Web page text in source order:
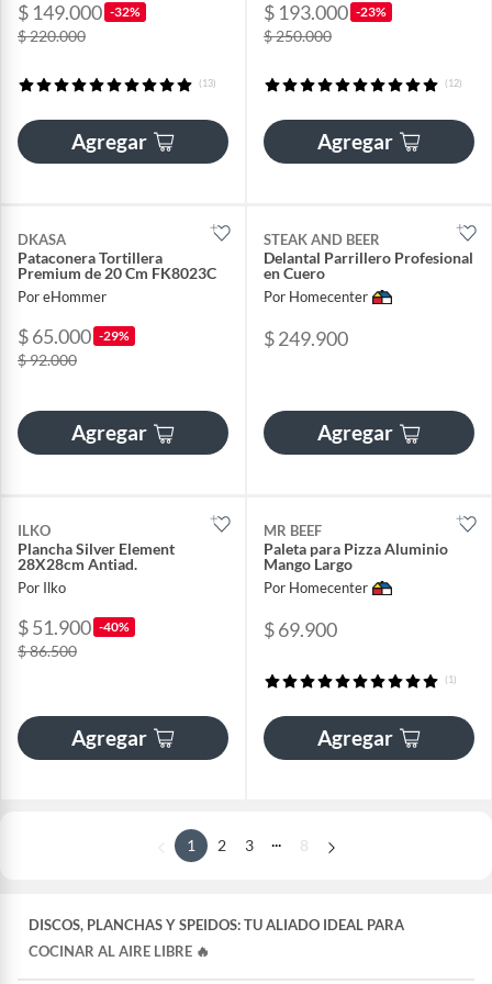
$ 149.000 -32%
$ 220.000
(13)
Agregar
$ 193.000 -23%
$ 250.000
(12)
Agregar
DKASA
Pataconera Tortillera
Premium de 20 Cm FK8023C
Por eHommer
$ 65.000 -29%
$ 92.000
Agregar
STEAK AND BEER
Delantal Parrillero Profesional
en Cuero
Por Homecenter
$ 249.900
Agregar
ILKO
Plancha Silver Element
28X28cm Antiad.
Por Ilko
$ 51.900 -40%
$ 86.500
Agregar
MR BEEF
Paleta para Pizza Aluminio
Mango Largo
Por Homecenter
$ 69.900
(1)
Agregar
1 2 3 ... 8
DISCOS, PLANCHAS Y SPEIDOS: TU ALIADO IDEAL PARA
COCINAR AL AIRE LIBRE 🔥